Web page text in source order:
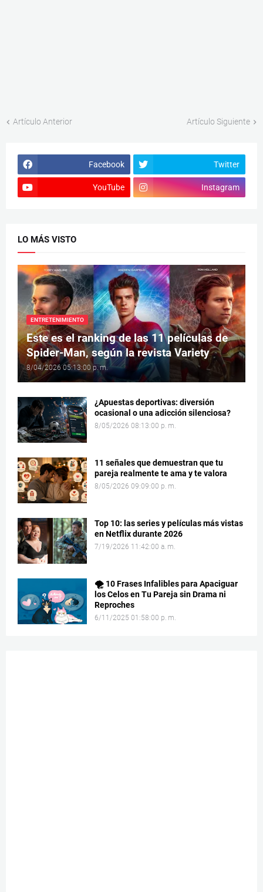
Artículo Anterior Artículo Siguiente
Facebook Twitter
YouTube Instagram
LO MÁS VISTO
ENTRETENIMIENTO
Este es el ranking de las 11 películas de
Spider-Man, según la revista Variety
8/04/2026 05:13:00 p. m.
¿Apuestas deportivas: diversión
ocasional o una adicción silenciosa?
8/05/2026 08:13:00 p. m.
11 señales que demuestran que tu
pareja realmente te ama y te valora
8/05/2026 09:09:00 p. m.
Top 10: las series y películas más vistas
en Netflix durante 2026
7/19/2026 11:42:00 a. m.
🌪️ 10 Frases Infalibles para Apaciguar
los Celos en Tu Pareja sin Drama ni
Reproches
6/11/2025 01:58:00 p. m.